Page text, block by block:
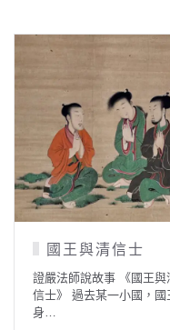
國王與清信士
證嚴法師說故事 《國王與
信士》 過去某一小國，國
身…